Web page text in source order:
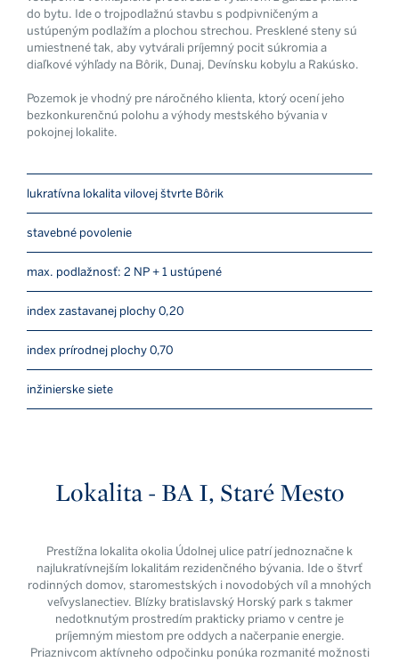
lukratívna lokalita vilovej štvrte Bôrik
stavebné povolenie
max. podlažnosť: 2 NP + 1 ustúpené
index zastavanej plochy 0,20
index prírodnej plochy 0,70
inžinierske siete
do bytu. Ide o trojpodlažnú stavbu s podpivničeným a
ustúpeným podlažím a plochou strechou. Presklené steny sú
umiestnené tak, aby vytvárali príjemný pocit súkromia a
diaľkové výhľady na Bôrik, Dunaj, Devínsku kobylu a Rakúsko.
Pozemok je vhodný pre náročného klienta, ktorý ocení jeho
bezkonkurenčnú polohu a výhody mestského bývania v
pokojnej lokalite.
Lokalita - BA I, Staré Mesto
Prestížna lokalita okolia Údolnej ulice patrí jednoznačne k
najlukratívnejším lokalitám rezidenčného bývania. Ide o štvrť
rodinných domov, staromestských i novodobých víl a mnohých
veľvyslanectiev. Blízky bratislavský Horský park s takmer
nedotknutým prostredím prakticky priamo v centre je
príjemným miestom pre oddych a načerpanie energie.
Priaznivcom aktívneho odpočinku ponúka rozmanité možnosti